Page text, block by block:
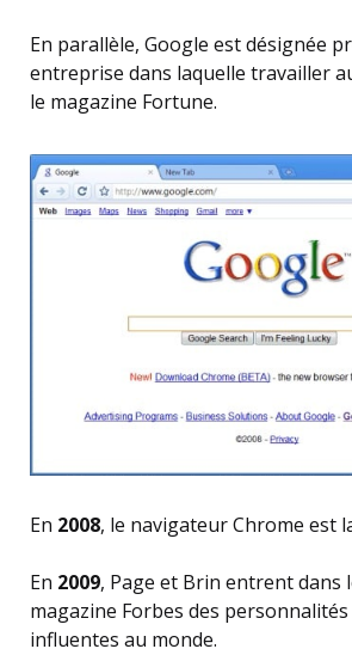
En parallèle, Google est désignée
entreprise dans laquelle travailler
le magazine Fortune.
En 2008, le navigateur Chrome est
En 2009, Page et Brin entrent dans
magazine Forbes des
influentes au monde.